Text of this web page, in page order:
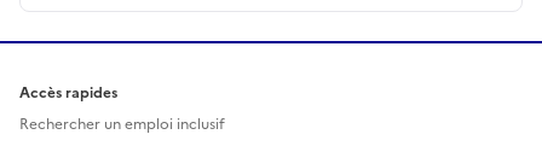
Accès rapides
Rechercher un emploi inclusif